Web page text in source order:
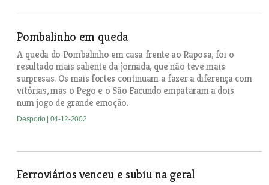
Pombalinho em queda
A queda do Pombalinho em casa frente ao Raposa, foi o
resultado mais saliente da jornada, que não teve mais
surpresas. Os mais fortes continuam a fazer a diferença com
vitórias, mas o Pego e o São Facundo empataram a dois
num jogo de grande emoção.
Desporto | 04-12-2002
Ferroviários venceu e subiu na geral